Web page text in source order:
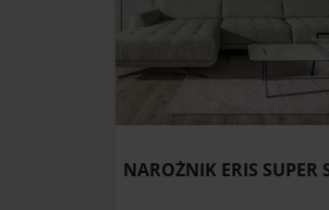
NAROŻNIK ERIS SUPER